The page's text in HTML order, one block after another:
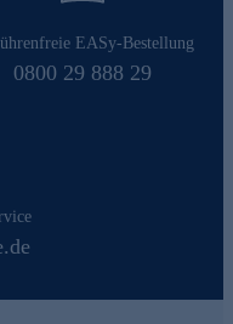
EASy-Bestellung
0800 29 888 29